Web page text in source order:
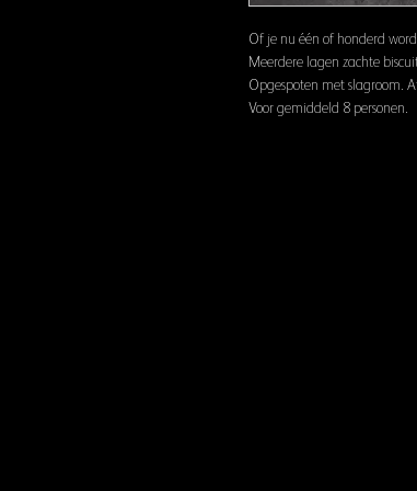
Of je nu één of honderd
Meerdere lagen zachte
Opgespoten met slagroom.
Voor gemiddeld 8 personen.